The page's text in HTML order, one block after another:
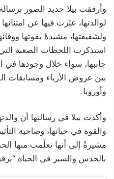
وأرفقت بيلا حديد الصور
لوالدتها، عبّرت فيها عن
ولشقيقتها، مشيدةً بقوتها
استذكرت اللحظات الصعبة
جانبها، سواء خلال وجودها في
بين عروض الأزياء ومسابقات
وأوروبا.
وأكدت بيلا في رسالتها أن
والقوة في حياتها، وصاحبة
مشيرةً إلى أنها تعلّمت منها
بالحدس والسير في الحياة